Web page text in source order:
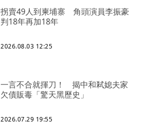
拐賣49人到柬埔寨 角頭演員李振豪
判18年再加18年
2026.08.03 12:25
一言不合就揮刀！ 揭中和弒媳夫家
欠債販毒「驚天黑歷史」
2026.07.29 19:55